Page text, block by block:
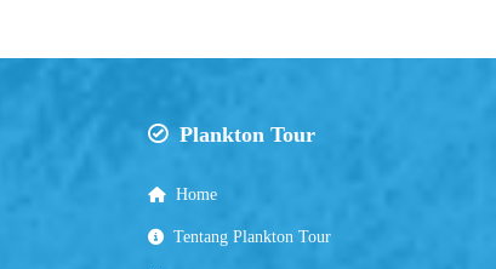
Plankton Tour
Home
Tentang Plankton Tour